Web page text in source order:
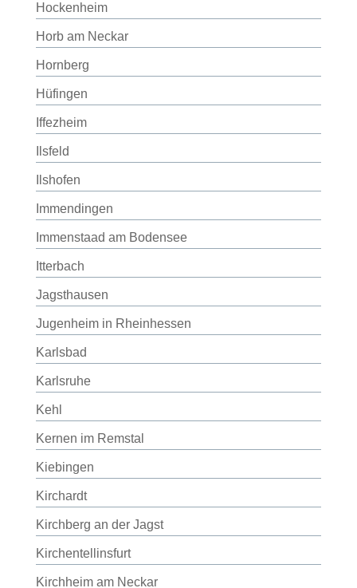
Hockenheim
Horb am Neckar
Hornberg
Hüfingen
Iffezheim
Ilsfeld
Ilshofen
Immendingen
Immenstaad am Bodensee
Itterbach
Jagsthausen
Jugenheim in Rheinhessen
Karlsbad
Karlsruhe
Kehl
Kernen im Remstal
Kiebingen
Kirchardt
Kirchberg an der Jagst
Kirchentellinsfurt
Kirchheim am Neckar